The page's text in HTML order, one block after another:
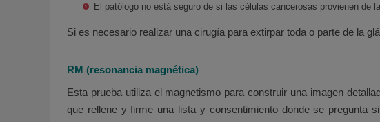
El patólogo no está seguro de si las células cancerosas provienen de
Si es necesario realizar una cirugía para extirpar toda o parte de la
RM (resonancia magnética)
Esta prueba utiliza el magnetismo para construir una imagen
que rellene y firme una lista y consentimiento donde se pregunta